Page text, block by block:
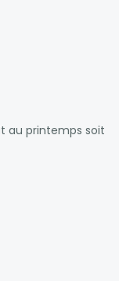
au printemps soit